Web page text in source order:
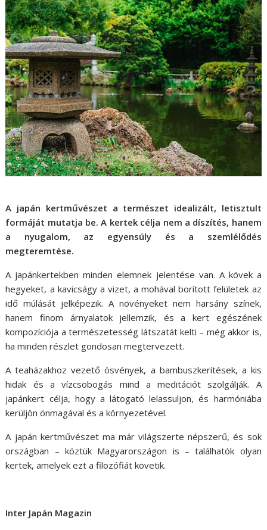
A japán kertművészet a természet idealizált, letisztult
formáját mutatja be. A kertek célja nem a díszítés, hanem
a nyugalom, az egyensúly és a szemlélődés
megteremtése.
A japánkertekben minden elemnek jelentése van. A kövek a
hegyeket, a kavicságy a vizet, a mohával borított felületek az
idő múlását jelképezik. A növényeket nem harsány színek,
hanem finom árnyalatok jellemzik, és a kert egészének
kompozíciója a természetesség látszatát kelti – még akkor is,
ha minden részlet gondosan megtervezett.
A teaházakhoz vezető ösvények, a bambuszkerítések, a kis
hidak és a vízcsobogás mind a meditációt szolgálják. A
japánkert célja, hogy a látogató lelassuljon, és harmóniába
kerüljön önmagával és a környezetével.
A japán kertművészet ma már világszerte népszerű, és sok
országban – köztük Magyarországon is – találhatók olyan
kertek, amelyek ezt a filozófiát követik.
Inter Japán Magazin